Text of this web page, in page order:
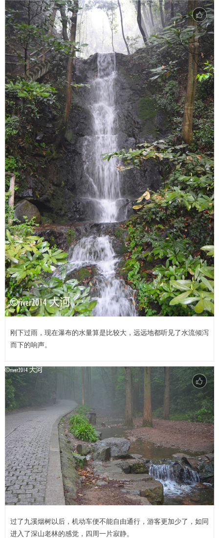
刚下过雨，现在瀑布的水量算是比较大，远远地都听见了水流倾泻
而下的响声。
过了九溪烟树以后，机动车便不能自由通行，游客更加少了，如同
进入了深山老林的感觉，四周一片寂静。